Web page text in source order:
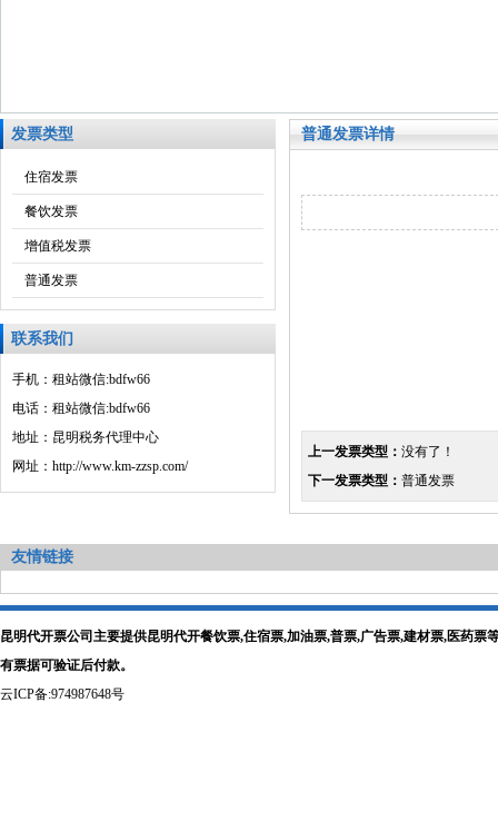
发票类型
住宿发票
餐饮发票
增值税发票
普通发票
联系我们
手机：租站微信:bdfw66
电话：租站微信:bdfw66
地址：昆明税务代理中心
网址：http://www.km-zzsp.com/
普通发票详情
上一发票类型： 没有了！
下一发票类型： 普通发票
友情链接
昆明代开票公司主要提供昆明代开餐饮票,住宿票,加油票,普票,广告票,建材票,医药
有票据可验证后付款。
云ICP备:974987648号